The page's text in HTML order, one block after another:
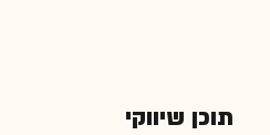
תוכן שיווקי